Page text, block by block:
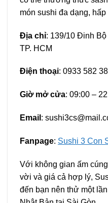
món sushi đa dạng, hấp
Địa chỉ: 139/10 Đinh
TP. HCM
Điện thoại: 0933 582
Giờ mở cửa: 09:00 –
Email :
Fanpage: Sushi 3 Con
Với không gian ấm
vời và giá cả hợp lý,
đến bạn nên thử một